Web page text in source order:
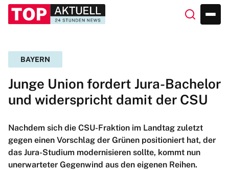
BAYERN
Junge Union fordert Jura-Bachelor
und widerspricht damit der CSU
Nachdem sich die CSU-Fraktion im Landtag zuletzt
gegen einen Vorschlag der Grünen positioniert hat, der
das Jura-Studium modernisieren sollte, kommt nun
unerwarteter Gegenwind aus den eigenen Reihen.